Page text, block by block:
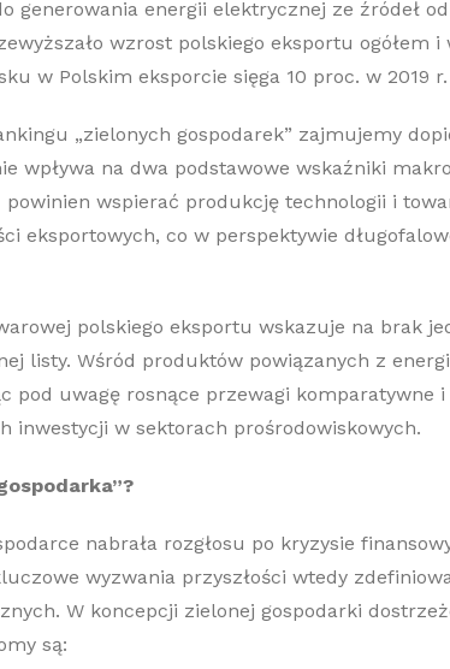
generowania energii elektrycznej ze źródeł
wzrost polskiego eksportu ogółem
w Polskim eksporcie sięga 10 proc. w 2019 r.
„zielonych gospodarek” zajmujemy
wpływa na dwa podstawowe wskaźniki
wspierać produkcję technologii i
eksportowych, co w perspektywie
polskiego eksportu wskazuje na brak
listy. Wśród produktów powiązanych z
pod uwagę rosnące przewagi
inwestycji w sektorach prośrodowiskowych.
nabrała rozgłosu po kryzysie
wyzwania przyszłości wtedy
W koncepcji zielonej gospodarki
są: